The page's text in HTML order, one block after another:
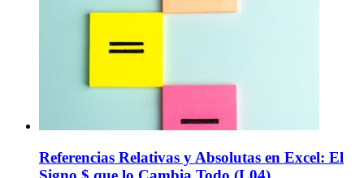
Referencias Relativas y Absolutas en Excel: El